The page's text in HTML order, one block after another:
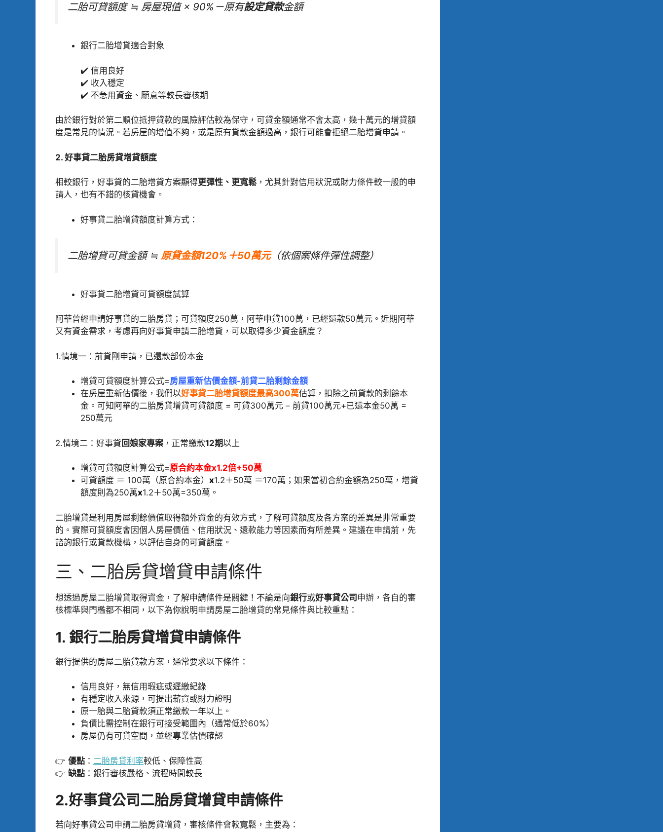
二胎可貸額度 ≒ 房屋現值 × 90%－原有設定貸款金額
銀行二胎增貸適合對象
✔️ 信用良好
✔️ 收入穩定
✔️ 不急用資金、願意等較長審核期
由於銀行對於第二順位抵押貸款的風險評估較為保守，可貸金額通常不會太高，幾十萬元的增貸額
度是常見的情況。若房屋的增值不夠，或是原有貸款金額過高，銀行可能會拒絕二胎增貸申請。
2. 好事貸二胎房貸增貸額度
相較銀行，好事貸的二胎增貸方案顯得更彈性、更寬鬆 ，尤其針對信用狀況或財力條件較一般的申
請人，也有不錯的核貸機會。
好事貸二胎增貸額度計算方式：
二胎增貸可貸金額 ≒ 原貸金額120%＋50萬元（依個案條件彈性調整）
好事貸二胎增貸可貸額度試算
阿華曾經申請好事貸的二胎房貸；可貸額度250萬，阿華申貸100萬，已經還款50萬元 。近期阿華
又有資金需求，考慮再向好事貸申請二胎增貸，可以取得多少資金額度？
1.情境一：前貸剛申請，已還款部份本金
增貸可貸額度計算公式=房屋重新估價金額-前貸二胎剩餘金額
在房屋重新估價後，我們以好事貸二胎增貸額度最高300萬估算，扣除之前貸款的剩餘本
金。可知阿華的二胎房貸增貸可貸額度 = 可貸300萬元 – 前貸100萬元+已還本金50萬 =
250萬元
2.情境二：好事貸 回娘家專案 ，正常繳款12期以上
增貸可貸額度計算公式=原合約本金x1.2倍+50萬
可貸額度 ＝ 100萬（原合約本金） x1.2＋50萬 ＝170萬；如果當初合約金額為250萬，增貸
額度則為250萬x1.2＋50萬=350萬。
二胎增貸是利用房屋剩餘價值取得額外資金的有效方式，了解可貸額度及各方案的差異是非常重要
的。實際可貸額度會因個人房屋價值、信用狀況、還款能力等因素而有所差異。建議在申請前，先
諮詢銀行或貸款機構，以評估自身的可貸額度。
三、二胎房貸增貸申請條件
想透過房屋二胎增貸取得資金，了解申請條件是關鍵！不論是向銀行或好事貸公司 申辦，各自的審
核標準與門檻都不相同，以下為你說明申請房屋二胎增貸的常見條件與比較重點：
1. 銀行二胎房貸增貸申請條件
銀行提供的房屋二胎貸款方案，通常要求以下條件：
信用良好，無信用瑕疵或遲繳紀錄
有穩定收入來源，可提出薪資或財力證明
原一胎與二胎貸款須正常繳款一年以上。
負債比需控制在銀行可接受範圍內（通常低於60%）
房屋仍有可貸空間，並經專業估價確認
👉 優點 ： 二胎房貸利率較低、保障性高
👉 缺點 ：銀行審核嚴格、流程時間較長
2.好事貸公司二胎房貸增貸申請條件
若向好事貸公司申請二胎房貸增貸，審核條件會較寬鬆，主要為：